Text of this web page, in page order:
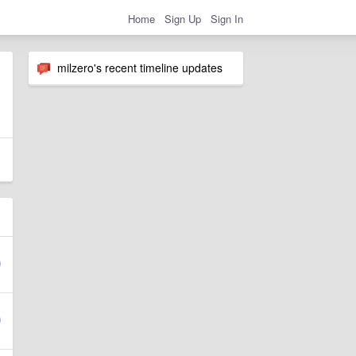
Home Sign Up Sign In
milzero's recent timeline updates